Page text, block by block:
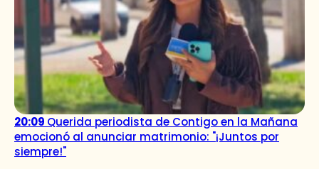
20:09 Querida periodista de Contigo en la Mañana
emocionó al anunciar matrimonio: "¡Juntos por
siempre!"